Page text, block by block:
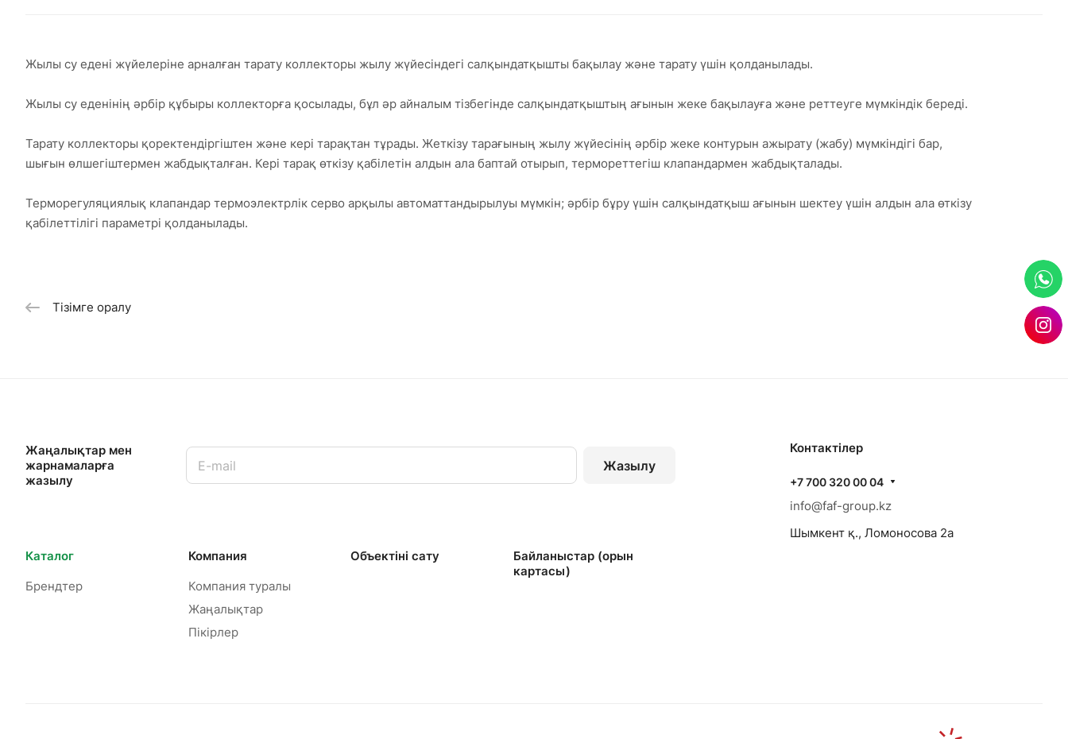
Жылы су едені жүйелеріне арналған тарату коллекторы жылу жүйесіндегі салқындатқышты бақылау және тарату үшін қолданылады.
Жылы су еденінің әрбір құбыры коллекторға қосылады, бұл әр айналым тізбегінде салқындатқыштың ағынын жеке бақылауға және реттеуге мүмкіндік береді.
Тарату коллекторы қоректендіргіштен және кері тарақтан тұрады. Жеткізу тарағының жылу жүйесінің әрбір жеке контурын ажырату (жабу) мүмкіндігі бар,
шығын өлшегіштермен жабдықталған. Кері тарақ өткізу қабілетін алдын ала баптай отырып, термореттегіш клапандармен жабдықталады.
Терморегуляциялық клапандар термоэлектрлік серво арқылы автоматтандырылуы мүмкін; әрбір бұру үшін салқындатқыш ағынын шектеу үшін алдын ала өткізу
қабілеттілігі параметрі қолданылады.
Тізімге оралу
Жаңалықтар мен
жарнамаларға
жазылу
Жазылу
Каталог
Брендтер
Компания
Компания туралы
Жаңалықтар
Пікірлер
Объектінi сату
Байланыстар (орын
картасы)
Контактілер
+7 700 320 00 04
info@faf-group.kz
Шымкент қ., Ломоносова 2а